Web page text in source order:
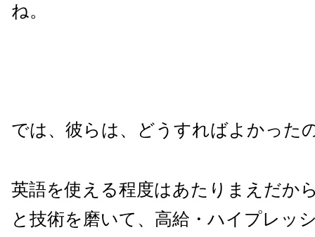
ね。
では、彼らは、どうすればよかった
英語を使える程度はあたりまえだか
と技術を磨いて、高給・ハイプレッ